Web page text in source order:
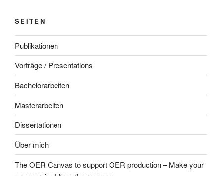
SEITEN
Publikationen
Vorträge / Presentations
Bachelorarbeiten
Masterarbeiten
Dissertationen
Über mich
The OER Canvas to support OER production – Make your